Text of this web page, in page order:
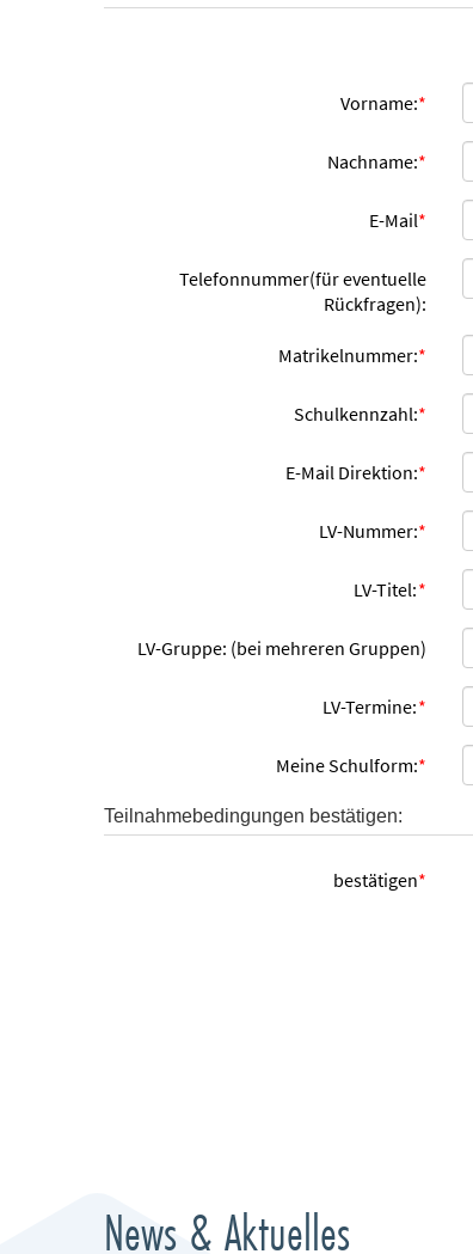
Vorname:*
Nachname:*
E-Mail*
Telefonnummer(für eventuelle
Rückfragen):
Matrikelnummer:*
Schulkennzahl:*
E-Mail Direktion:*
LV-Nummer:*
LV-Titel:*
LV-Gruppe: (bei mehreren Gruppen)
LV-Termine:*
Meine Schulform:*
Teilnahmebedingungen bestätigen:
bestätigen*
News & Aktuelles